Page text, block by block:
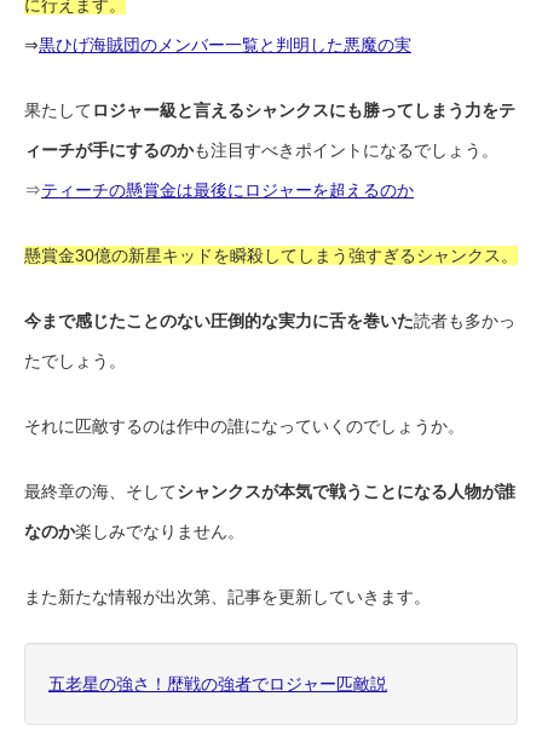
に行えます。
⇒黒ひげ海賊団のメンバー一覧と判明した悪魔の実
果たしてロジャー級と言えるシャンクスにも勝ってしまう力をテ
ィーチが手にするのかも注目すべきポイントになるでしょう。
⇒ティーチの懸賞金は最後にロジャーを超えるのか
懸賞金30億の新星キッドを瞬殺してしまう強すぎるシャンクス。
今まで感じたことのない圧倒的な実力に舌を巻いた読者も多かっ
たでしょう。
それに匹敵するのは作中の誰になっていくのでしょうか。
最終章の海、そしてシャンクスが本気で戦うことになる人物が誰
なのか楽しみでなりません。
また新たな情報が出次第、記事を更新していきます。
五老星の強さ！歴戦の強者でロジャー匹敵説